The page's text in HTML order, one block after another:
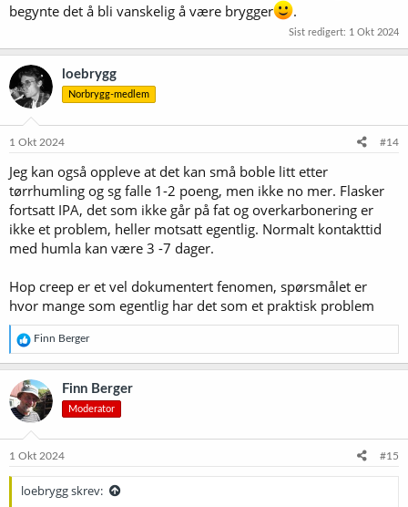
begynte det å bli vanskelig å være brygger
.
Sist redigert: 1 Okt 2024
loebrygg
Norbrygg-medlem
1 Okt 2024 #14
Jeg kan også oppleve at det kan små boble litt etter
tørrhumling og sg falle 1-2 poeng, men ikke no mer. Flasker
fortsatt IPA, det som ikke går på fat og overkarbonering er
ikke et problem, heller motsatt egentlig. Normalt kontakttid
med humla kan være 3 -7 dager.
Hop creep er et vel dokumentert fenomen, spørsmålet er
hvor mange som egentlig har det som et praktisk problem
R
e
a
k
s
j
o
e
Finn Berger
Finn Berger
Moderator
1 Okt 2024 #15
loebrygg skrev: